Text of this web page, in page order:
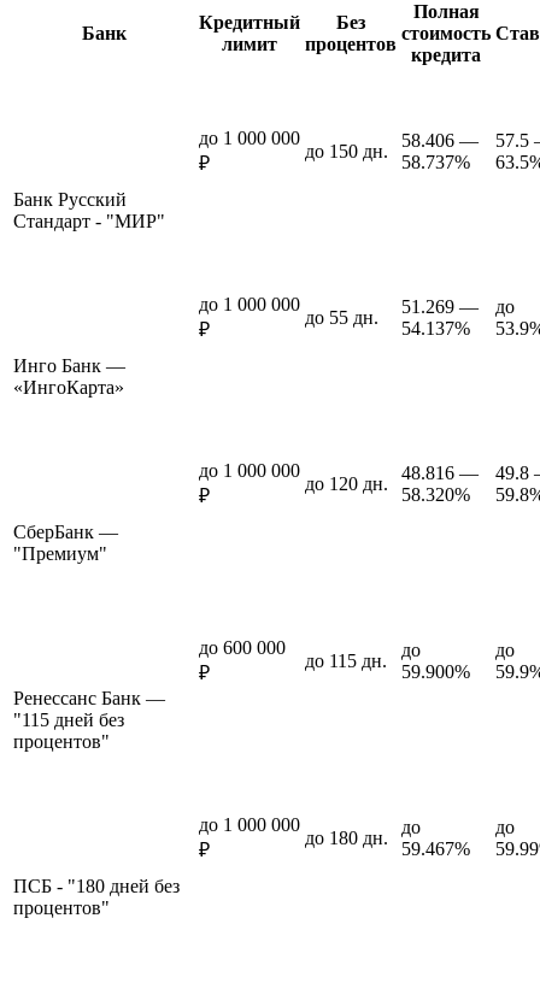
Банк
Кредитный
лимит
Без
процентов
Полная
стоимость
кредита
Банк Русский
Стандарт - "МИР"
до 1 000 000
₽
до 150 дн.
58.406 —
58.737%
57.5
Инго Банк —
«ИнгоКарта»
до 1 000 000
₽
до 55 дн.
51.269 —
54.137%
до
СберБанк —
"Премиум"
до 1 000 000
₽
до 120 дн.
48.816 —
58.320%
49.8
Ренессанс Банк —
"115 дней без
процентов"
до 600 000
₽
до 115 дн.
до
59.900%
до
ПСБ - "180 дней без
процентов"
до 1 000 000
₽
до 180 дн.
до
59.467%
до